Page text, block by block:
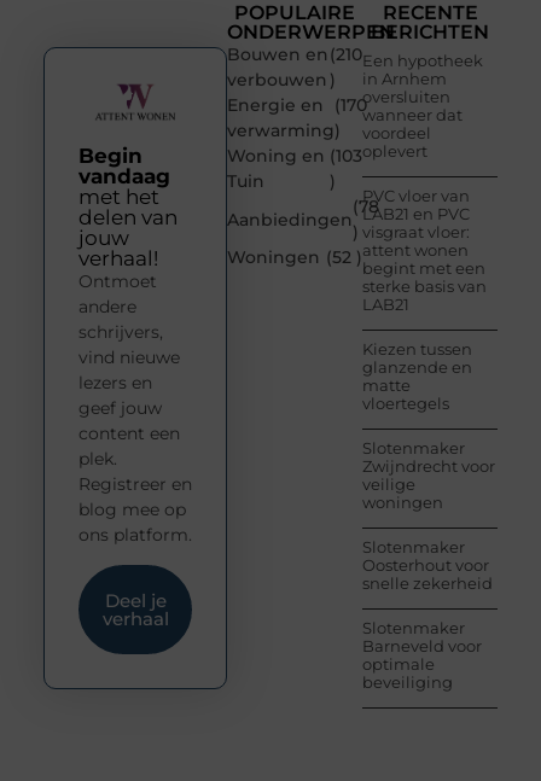
POPULAIRE
ONDERWERPEN
Bouwen en
verbouwen
(210
)
Energie en
verwarming
(170
)
Woning en
Tuin
(103
)
Aanbiedingen
(78
)
Woningen (52 )
RECENTE
BERICHTEN
Een hypotheek
in Arnhem
oversluiten
wanneer dat
voordeel
oplevert
PVC vloer van
LAB21 en PVC
visgraat vloer:
attent wonen
begint met een
sterke basis van
LAB21
Kiezen tussen
glanzende en
matte
vloertegels
Slotenmaker
Zwijndrecht voor
veilige
woningen
Slotenmaker
Oosterhout voor
snelle zekerheid
Slotenmaker
Barneveld voor
optimale
beveiliging
Begin
vandaag
met het
delen van
jouw
verhaal!
Ontmoet
andere
schrijvers,
vind nieuwe
lezers en
geef jouw
content een
plek.
Registreer en
blog mee op
ons platform.
Deel je
verhaal